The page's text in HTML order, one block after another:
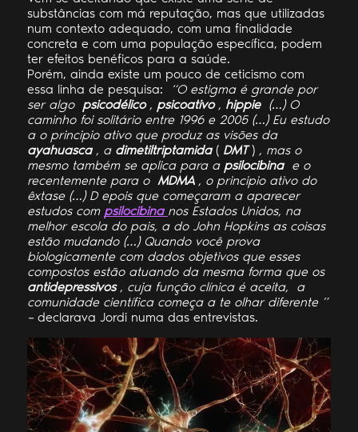
substâncias com má reputação, mas que utilizadas
num contexto adequado, com uma finalidade
concreta e com uma população específica, podem
ter efeitos benéficos para a saúde.
Porém, ainda existe um pouco de ceticismo com
essa linha de pesquisa:
“O estigma é grande por
ser algo psicodélico, psicoativo, hippie(…) O
caminho foi solitário entre 1996 e 2005 (…) Eu estudo
a o principio ativo que produz as visões da
ayahuasca, a dimetiltriptamida ( DMT ) , mas o
mesmo também se aplica para a psilocibinae o
recentemente para o MDMA, o principio ativo do
êxtase (…) D epois que começaram a aparecer
estudos com psilocibina nos Estados Unidos, na
melhor escola do pais, a do John Hopkins as coisas
estão mudando (…) Quando você prova
biologicamente com dados objetivos que esses
compostos estão atuando da mesma forma que os
antidepressivos, cuja função clínica é aceita, a
comunidade científica começa a te olhar diferente ”
–declarava Jordi numa das entrevistas.